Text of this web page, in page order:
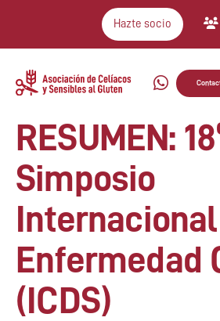
Hazte socio
RESUMEN:
Simposio
Enfermedad
(ICDS)